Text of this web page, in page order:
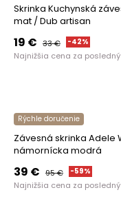
Skrinka Kuchynská
mat / Dub artisan
19 € 33€ -42%
Najnižšia cena za
Rýchle doručenie
Závesná skrinka Adele
námornícka modrá
39 € 95€ -59%
Najnižšia cena za